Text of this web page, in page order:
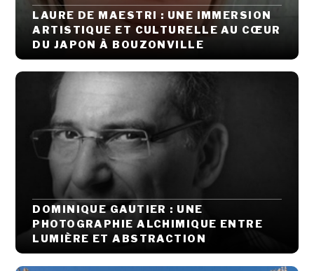
LAURE DE MAESTRI : UNE IMMERSION
ARTISTIQUE ET CULTURELLE AU CŒUR
DU JAPON À BOUZONVILLE
DOMINIQUE GAUTIER : UNE
PHOTOGRAPHIE ALCHIMIQUE ENTRE
LUMIÈRE ET ABSTRACTION